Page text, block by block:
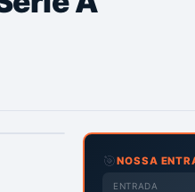
🎯NOSSA
ENTRADA